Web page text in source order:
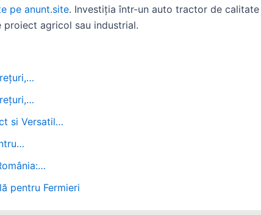
pe anunt.site. Investiția într-un auto tractor de calitate
agricol sau industrial.
si Versatil…
pentru Fermieri